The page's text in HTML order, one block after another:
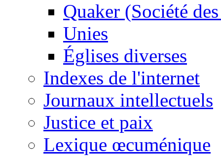
Quaker (Société
Unies
Églises diverses
Indexes de l'internet
Journaux intellectuels
Justice et paix
Lexique œcuménique